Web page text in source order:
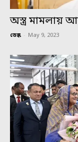
অস্ত্র মামলায়
ডেস্ক - May 9, 2023